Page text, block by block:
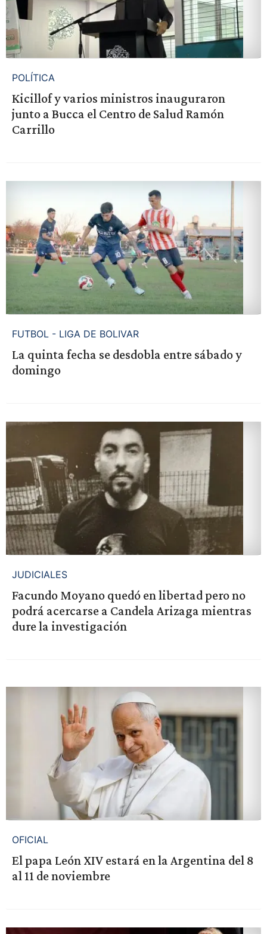
POLÍTICA
Kicillof y varios ministros inauguraron
junto a Bucca el Centro de Salud Ramón
Carrillo
FUTBOL - LIGA DE BOLIVAR
La quinta fecha se desdobla entre sábado y
domingo
JUDICIALES
Facundo Moyano quedó en libertad pero no
podrá acercarse a Candela Arizaga mientras
dure la investigación
OFICIAL
El papa León XIV estará en la Argentina del 8
al 11 de noviembre